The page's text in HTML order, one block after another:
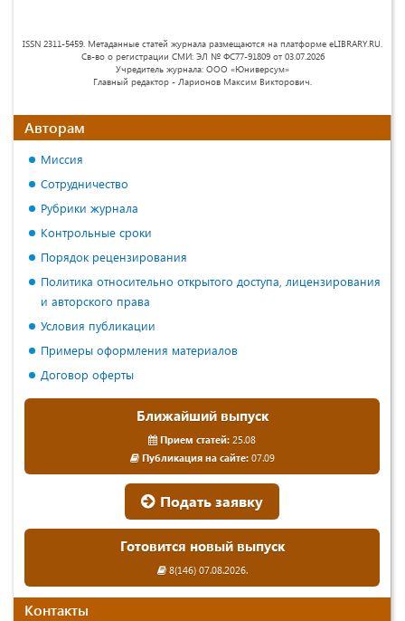
ISSN 2311-5459. Метаданные статей журнала размещаются на платформе eLIBRARY.RU.
Св-во о регистрации СМИ: ЭЛ № ФС77-91809 от 03.07.2026
Учредитель журнала: ООО «Юниверсум»
Главный редактор - Ларионов Максим Викторович.
Авторам
Миссия
Сотрудничество
Рубрики журнала
Контрольные сроки
Порядок рецензирования
Политика относительно открытого доступа, лицензирования
и авторского права
Условия публикации
Примеры оформления материалов
Договор оферты
Ближайший выпуск
Прием статей: 25.08
Публикация на сайте:07.09
Подать заявку
Готовится новый выпуск
8(146) 07.08.2026.
Контакты